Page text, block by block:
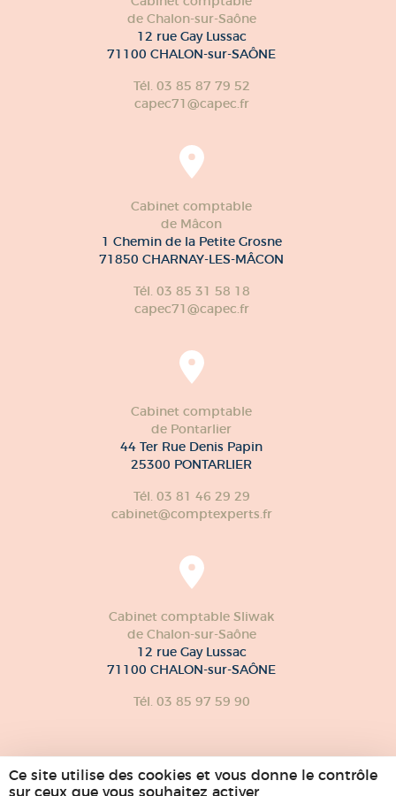
Ce site utilise des cookies et vous donne le contrôle
sur ceux que vous souhaitez activer
de Chalon-sur-Saône
12 rue Gay Lussac
71100 CHALON-sur-SAÔNE
Tél. 03 85 87 79 52
capec71@capec.fr
Cabinet comptable
de Mâcon
1 Chemin de la Petite Grosne
71850 CHARNAY-LES-MÂCON
Tél. 03 85 31 58 18
capec71@capec.fr
Cabinet comptable
de Pontarlier
44 Ter Rue Denis Papin
25300 PONTARLIER
Tél. 03 81 46 29 29
cabinet@comptexperts.fr
Cabinet comptable Sliwak
de Chalon-sur-Saône
12 rue Gay Lussac
71100 CHALON-sur-SAÔNE
Tél. 03 85 97 59 90